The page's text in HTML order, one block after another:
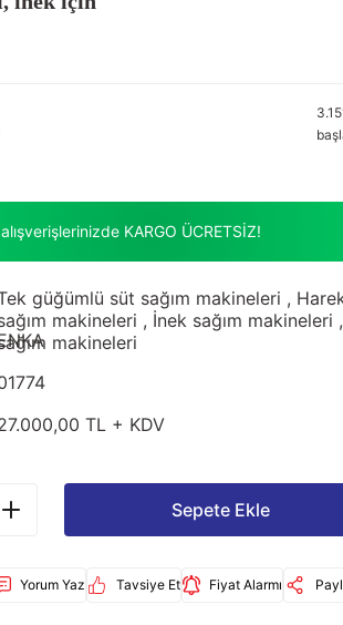
alışverişlerinizde KARGO ÜCRETSİZ!
güğümlü süt sağım makineleri ,
makineleri , İnek sağım makineleri ,
makineleri
TL + KDV
Sepete Ekle
Yorum Yaz Tavsiye Et Fiyat Alarmı